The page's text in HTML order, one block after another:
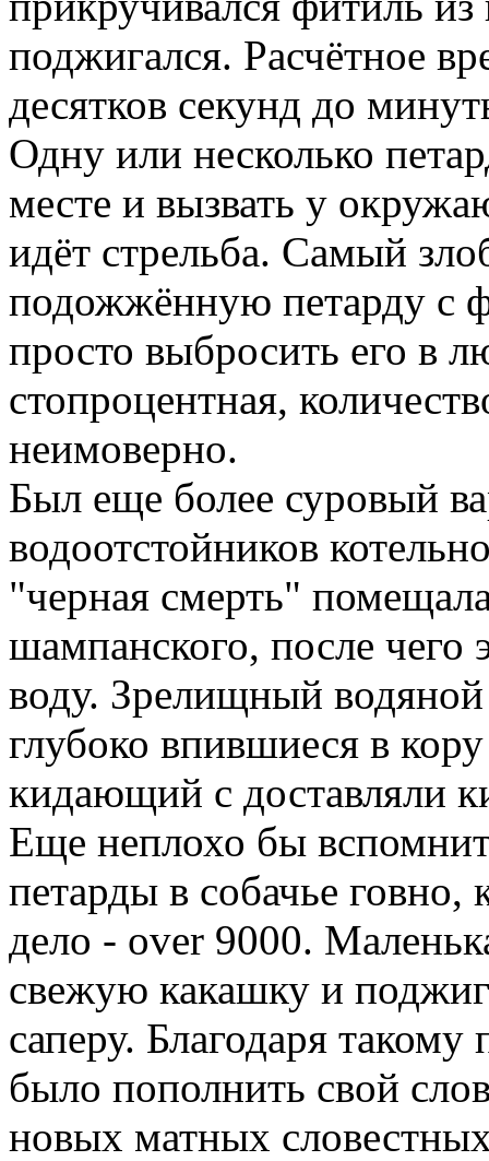
поджигался. Расчётное
десятков секунд до
Одну или несколько
месте и вызвать у
идёт стрельба. Самый
подожжённую петарду с
просто выбросить его в
стопроцентная,
неимоверно.
Был еще более суровый
водоотстойников
"черная смерть"
шампанского, после чего
воду. Зрелищный
глубоко впившиеся в
кидающий с доставляли
Еще неплохо бы
петарды в собачье говно,
дело - over 9000.
свежую какашку и
саперу. Благодаря
было пополнить свой
новых матных